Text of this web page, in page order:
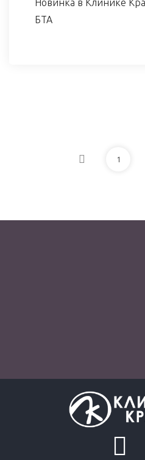
Новинка в Клинике
БТА
1